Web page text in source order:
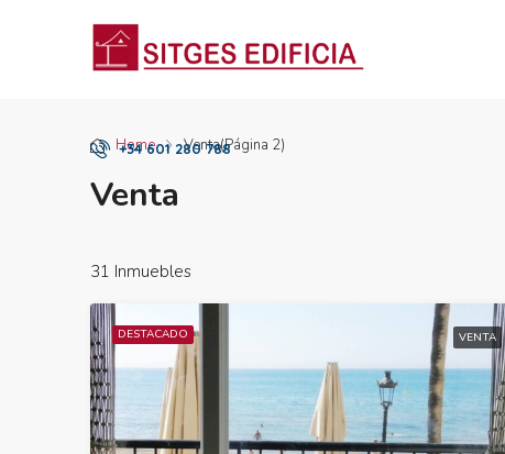
+34 601 280 788
Home Venta(Página 2)
Venta
31 Inmuebles
DESTACADO VENTA